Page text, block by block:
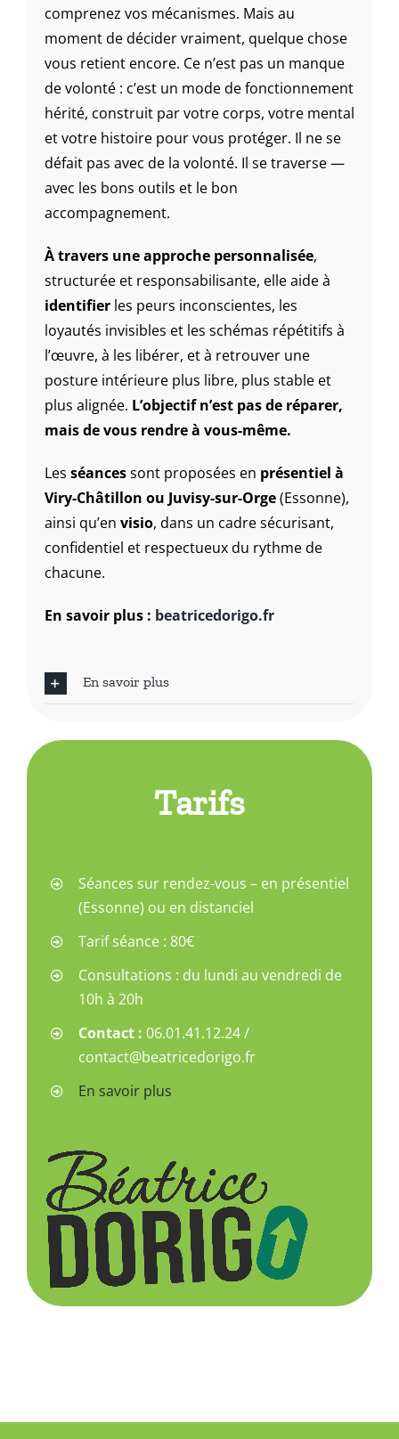
comprenez vos mécanismes. Mais au
moment de décider vraiment, quelque chose
vous retient encore. Ce n’est pas un manque
de volonté : c’est un mode de fonctionnement
hérité, construit par votre corps, votre mental
et votre histoire pour vous protéger. Il ne se
défait pas avec de la volonté. Il se traverse —
avec les bons outils et le bon
accompagnement.
À travers une approche personnalisée,
structurée et responsabilisante, elle aide à
identifierles peurs inconscientes, les
loyautés invisibles et les schémas répétitifs à
l’œuvre, à les libérer, et à retrouver une
posture intérieure plus libre, plus stable et
plus alignée. L’objectif n’est pas de réparer,
mais de vous rendre à vous-même.
Les séancessont proposées en présentiel à
Viry-Châtillon ou Juvisy-sur-Orge(Essonne),
ainsi qu’en visio, dans un cadre sécurisant,
confidentiel et respectueux du rythme de
chacune.
En savoir plus : beatricedorigo.fr
En savoir plus
Tarifs
Séances sur rendez-vous – en présentiel
(Essonne) ou en distanciel
Tarif séance :80€
Consultations : du lundi au vendredi de
10h à 20h
Contact : 06.01.41.12.24 /
contact@beatricedorigo.fr
En savoir plus